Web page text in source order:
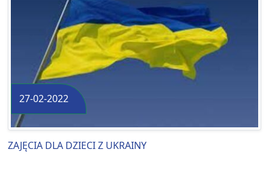
27-02-2022
ZAJĘCIA DLA DZIECI Z UKRAINY